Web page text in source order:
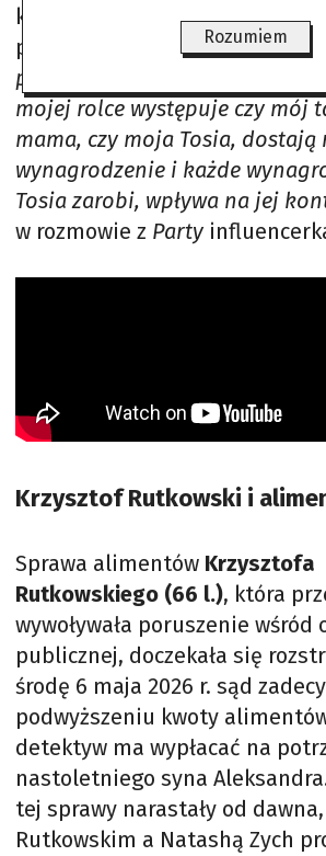
konto i mają stanowić
przyszłość. –
Uważam, że to jest
prostu uczciwe. Za każdym
mojej rolce występuje czy mój
mama, czy moja Tosia, dostają
wynagrodzenie i każde
Tosia zarobi, wpływa na jej
w rozmowie z Party
Krzysztof Rutkowski i
Sprawa alimentów Krzysztofa
Rutkowskiego (66 l.), która
wywoływała poruszenie wśród
publicznej, doczekała się
środę 6 maja 2026 r. sąd
podwyższeniu kwoty
detektyw ma wypłacać na
nastoletniego syna
tej sprawy narastały od
Rutkowskim a Natashą Zych
Rozumiem